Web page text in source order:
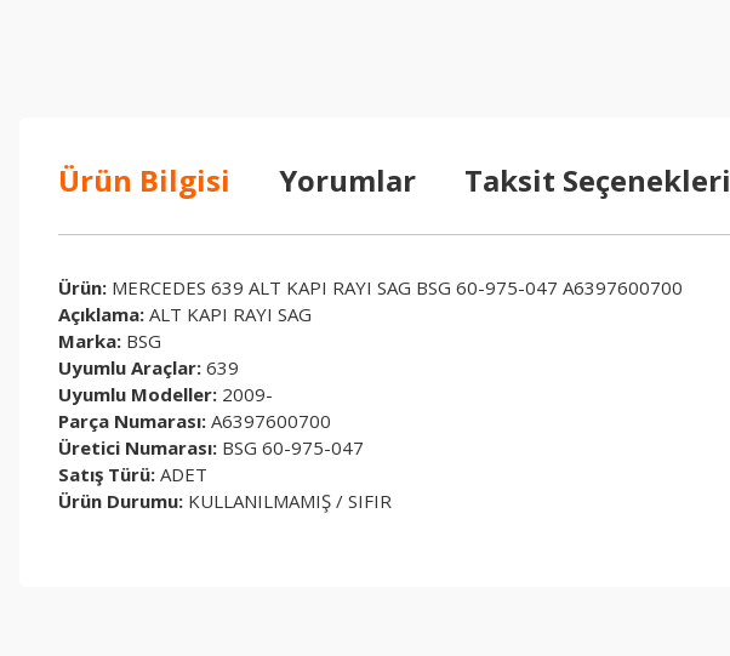
Ürün Bilgisi Yorumlar Taksit Seçenekleri
Ürün: MERCEDES 639 ALT KAPI RAYI SAG BSG 60-975-047 A6397600700
Açıklama: ALT KAPI RAYI SAG
Marka: BSG
Uyumlu Araçlar: 639
Uyumlu Modeller: 2009-
Parça Numarası: A6397600700
Üretici Numarası: BSG 60-975-047
Satış Türü: ADET
Ürün Durumu: KULLANILMAMIŞ / SIFIR